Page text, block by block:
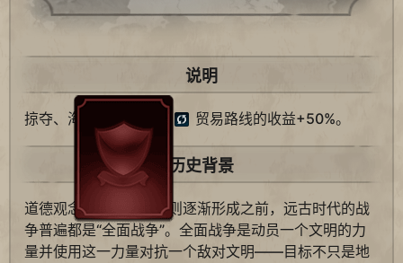
说明
掠夺、海岸扫荡和掠夺 贸易路线的收益+50%。
历史背景
道德观念出现，各种规则逐渐形成之前，远古时代的战
争普遍都是“全面战争”。全面战争是动员一个文明的力
量并使用这一力量对抗一个敌对文明——目标不只是地